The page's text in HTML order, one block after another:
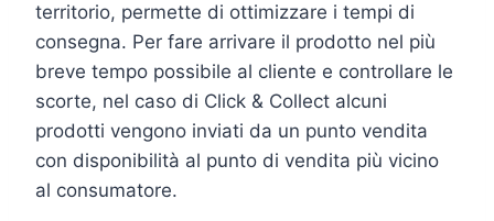
territorio, permette di ottimizzare i tempi di
consegna. Per fare arrivare il prodotto nel più
breve tempo possibile al cliente e controllare le
scorte, nel caso di Click & Collect alcuni
prodotti vengono inviati da un punto vendita
con disponibilità al punto di vendita più vicino
al consumatore.